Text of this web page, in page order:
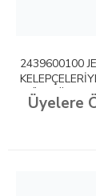
2439600100
) (Özel Ürün )
Üyelere